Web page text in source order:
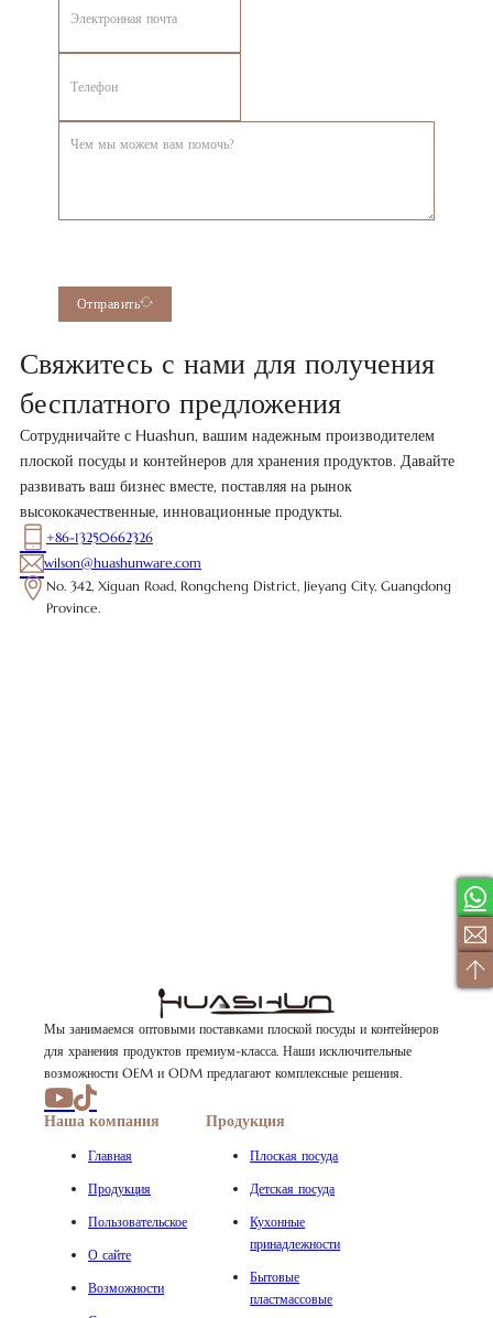
Свяжитесь с нами для получения
бесплатного предложения
Сотрудничайте с Huashun, вашим надежным производителем
плоской посуды и контейнеров для хранения продуктов. Давайте
развивать ваш бизнес вместе, поставляя на рынок
высококачественные, инновационные продукты.
+86-13250662326
wilson@huashunware.com
No. 342, Xiguan Road, Rongcheng District, Jieyang City, Guangdong
Province.
Отправить
Мы занимаемся оптовыми поставками плоской посуды и контейнеров
для хранения продуктов премиум-класса. Наши исключительные
возможности OEM и ODM предлагают комплексные решения.
Наша компания
Главная
Продукция
Пользовательское
О сайте
Возможности
Продукция
Плоская посуда
Детская посуда
Кухонные
принадлежности
Бытовые
пластмассовые